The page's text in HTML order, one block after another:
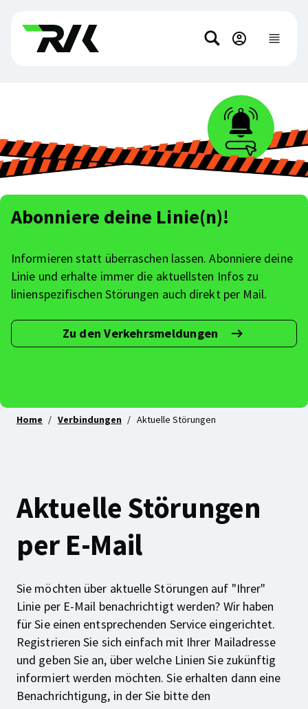
Hauptinhalt
Footer-
Suchen
Abonniere deine Linie(n)!
Informieren statt überraschen lassen. Abonniere deine
Linie und erhalte immer die aktuellsten Infos zu
linienspezifischen Störungen auch direkt per Mail.
Zu den Verkehrsmeldungen
Abonniere
deine
Home Verbindungen Aktuelle Störungen
Aktuelle Störungen
per E-Mail
Sie möchten über aktuelle Störungen auf "Ihrer"
Linie per E-Mail benachrichtigt werden? Wir haben
für Sie einen entsprechenden Service eingerichtet.
Registrieren Sie sich einfach mit Ihrer Mailadresse
und geben Sie an, über welche Linien Sie zukünftig
informiert werden möchten. Sie erhalten dann eine
Benachrichtigung, in der Sie bitte den